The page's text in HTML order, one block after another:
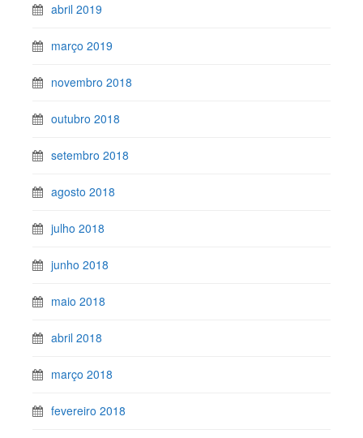
abril 2019
março 2019
novembro 2018
outubro 2018
setembro 2018
agosto 2018
julho 2018
junho 2018
maio 2018
abril 2018
março 2018
fevereiro 2018